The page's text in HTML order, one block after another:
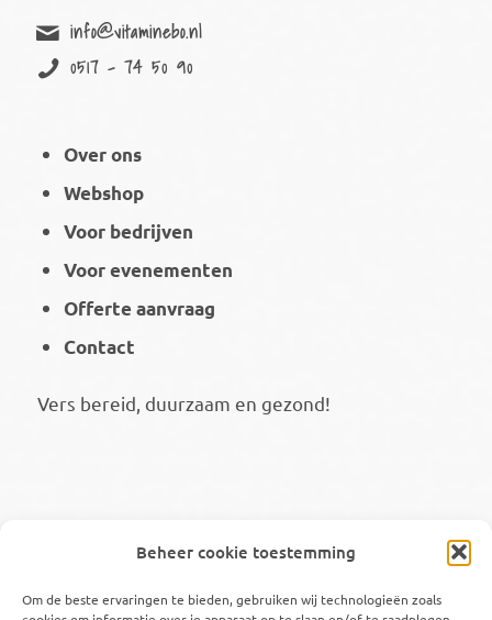
Beheer cookie toestemming
Om de beste ervaringen te bieden, gebruiken wij technologieën zoals
info@vitaminebo.nl
0517 - 74 50 90
Over ons
Webshop
Voor bedrijven
Voor evenementen
Offerte aanvraag
Contact
Vers bereid, duurzaam en gezond!